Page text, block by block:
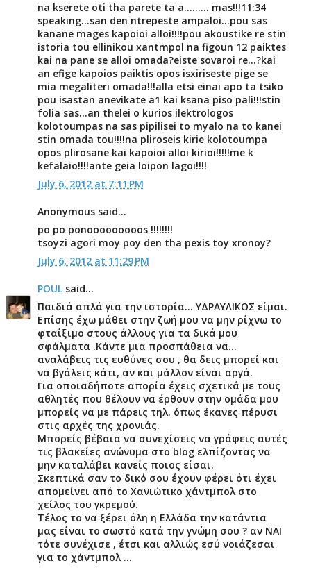
na kserete oti tha parete ta a......... mas!!!11:34
speaking...san den ntrepeste ampaloi...pou sas
kanane mages kapoioi alloi!!!!pou akoustike re stin
istoria tou ellinikou xantmpol na figoun 12 paiktes
kai na pane se alloi omada?eiste sovaroi re...?kai
an efige kapoios paiktis opos isxiriseste pige se
mia megaliteri omada!!!alla etsi einai apo ta tsiko
pou isastan anevikate a1 kai ksana piso pali!!!stin
folia sas...an thelei o kurios ilektrologos
kolotoumpas na sas pipilisei to myalo na to kanei
stin omada tou!!!!na pliroseis kirie kolotoumpa
opos plirosane kai kapoioi alloi kirioi!!!!!me k
kefalaio!!!!ante geia loipon lagoi!!!!
July 6, 2012 at 7:11 PM
Anonymous said...
po po ponooooooooos !!!!!!!!
tsoyzi agori moy poy den tha pexis toy xronoy?
July 6, 2012 at 11:29 PM
POULsaid...
Παιδιά απλά για την ιστορία... ΥΔΡΑΥΛΙΚΟΣ είμαι.
Επίσης έχω μάθει στην ζωή μου να μην ρίχνω το
φταίξιμο στους άλλους για τα δικά μου
σφάλματα .Κάντε μια προσπάθεια να...
αναλάβεις τις ευθύνες σου , θα δεις μπορεί και
να βγάλεις κάτι, αν και μάλλον είναι αργά.
Για οποιαδήποτε απορία έχεις σχετικά με τους
αθλητές που θέλουν να έρθουν στην ομάδα μου
μπορείς να με πάρεις τηλ. όπως έκανες πέρυσι
στις αρχές της χρονιάς.
Μπορείς βέβαια να συνεχίσεις να γράφεις αυτές
τις βλακείες ανώνυμα στο blog ελπίζοντας να
μην καταλάβει κανείς ποιος είσαι.
Σκεπτικά σαν το δικό σου έχουν φέρει ότι έχει
απομείνει από το Χανιώτικο χάντμπολ στο
χείλος του γκρεμού.
Τέλος το να ξέρει όλη η Ελλάδα την κατάντια
μας είναι το σωστό κατά την γνώμη σου ? αν ΝΑΙ
τότε συνέχισε , έτσι και αλλιώς εσύ νοιάζεσαι
για το χάντμπολ ...